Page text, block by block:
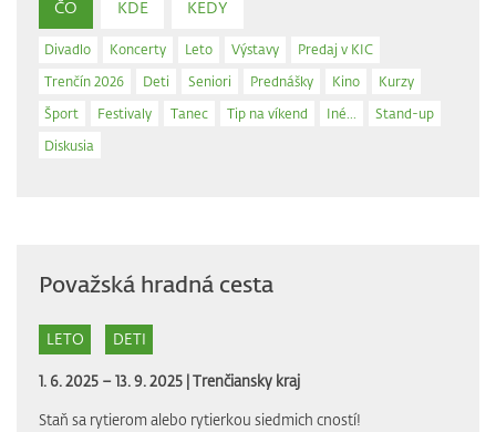
ČO KDE KEDY
Divadlo Koncerty Leto Výstavy
Predaj v KIC
Trenčín 2026
Deti Seniori Prednášky Kino
Kurzy
Šport
Festivaly Tanec Tip na víkend Iné...
Stand-up
Diskusia
Považská hradná cesta
LETO DETI
1. 6. 2025 – 13. 9. 2025 |Trenčiansky kraj
Staň sa rytierom alebo rytierkou siedmich cností!